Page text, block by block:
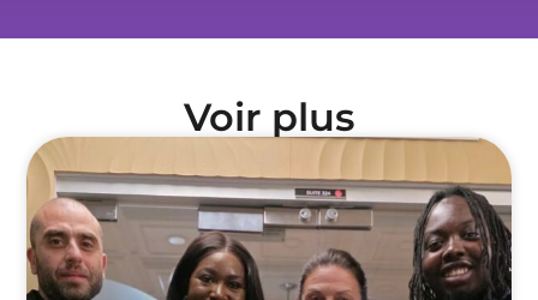
Voir plus